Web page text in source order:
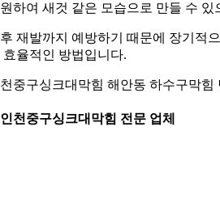
하여 새것 같은 모습으로 만들 수 있
재발까지 예방하기 때문에 장기적
효율적인 방법입니다.
중구싱크대막힘 해안동 하수구막힘
천중구싱크대막힘 전문 업체